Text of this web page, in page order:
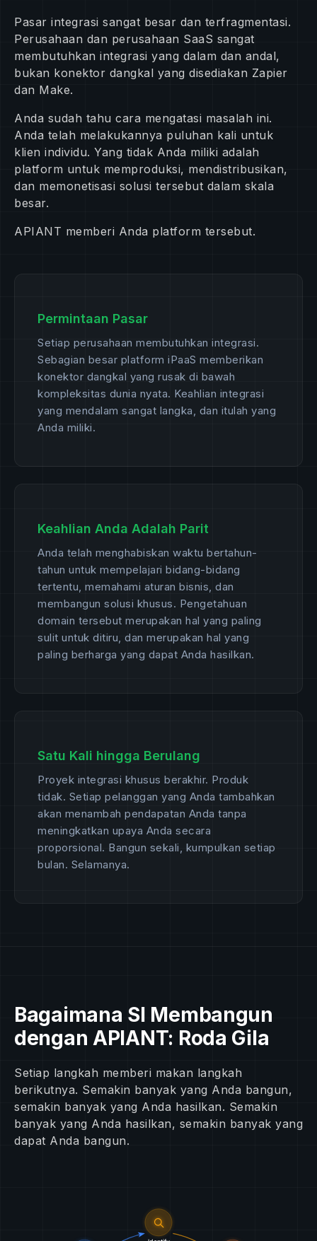
Pasar integrasi sangat besar dan terfragmentasi.
Perusahaan dan perusahaan SaaS sangat
membutuhkan integrasi yang dalam dan andal,
bukan konektor dangkal yang disediakan Zapier
dan Make.
Anda sudah tahu cara mengatasi masalah ini.
Anda telah melakukannya puluhan kali untuk
klien individu. Yang tidak Anda miliki adalah
platform untuk memproduksi, mendistribusikan,
dan memonetisasi solusi tersebut dalam skala
besar.
APIANT memberi Anda platform tersebut.
Permintaan Pasar
Setiap perusahaan membutuhkan integrasi.
Sebagian besar platform iPaaS memberikan
konektor dangkal yang rusak di bawah
kompleksitas dunia nyata. Keahlian integrasi
yang mendalam sangat langka, dan itulah yang
Anda miliki.
Keahlian Anda Adalah Parit
Anda telah menghabiskan waktu bertahun-
tahun untuk mempelajari bidang-bidang
tertentu, memahami aturan bisnis, dan
membangun solusi khusus. Pengetahuan
domain tersebut merupakan hal yang paling
sulit untuk ditiru, dan merupakan hal yang
paling berharga yang dapat Anda hasilkan.
Satu Kali hingga Berulang
Proyek integrasi khusus berakhir. Produk
tidak. Setiap pelanggan yang Anda tambahkan
akan menambah pendapatan Anda tanpa
meningkatkan upaya Anda secara
proporsional. Bangun sekali, kumpulkan setiap
bulan. Selamanya.
Bagaimana SI Membangun
dengan APIANT: Roda Gila
Setiap langkah memberi makan langkah
berikutnya. Semakin banyak yang Anda bangun,
semakin banyak yang Anda hasilkan. Semakin
banyak yang Anda hasilkan, semakin banyak yang
dapat Anda bangun.